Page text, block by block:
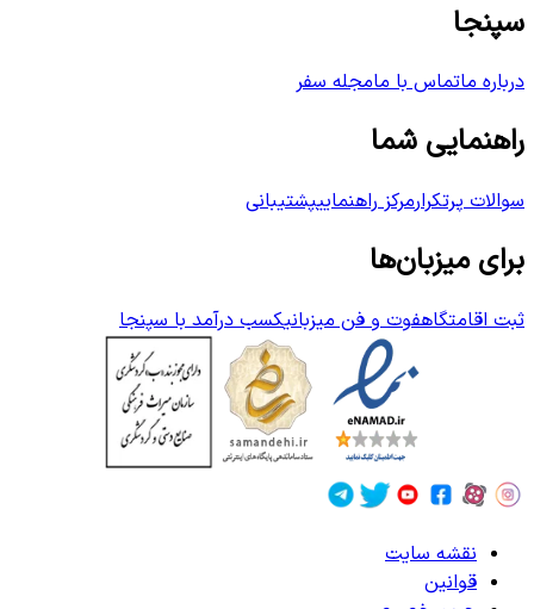
سپنجا
درباره ماتماس با مامجله سفر
راهنمایی شما
سوالات پرتکرارمرکز راهنماییپشتیبانی
برای میزبان‌ها
ثبت اقامتگاهفوت و فن میزبانیکسب درآمد با سپنجا
نقشه سایت
قوانین